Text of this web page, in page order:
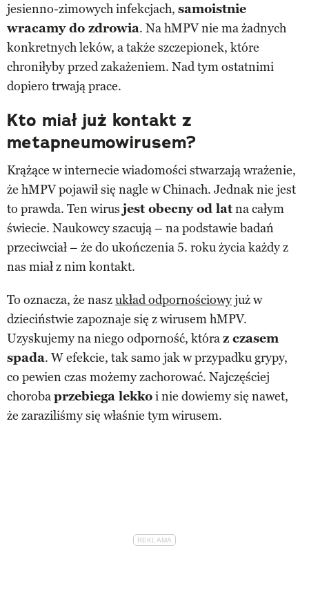
jesienno-zimowych infekcjach, samoistnie
wracamy do zdrowia. Na hMPV nie ma żadnych
konkretnych leków, a także szczepionek, które
chroniłyby przed zakażeniem. Nad tym ostatnimi
dopiero trwają prace.
Kto miał już kontakt z
metapneumowirusem?
Krążące w internecie wiadomości stwarzają wrażenie,
że hMPV pojawił się nagle w Chinach. Jednak nie jest
to prawda. Ten wirus jest obecny od latna całym
świecie. Naukowcy szacują – na podstawie badań
przeciwciał – że do ukończenia 5. roku życia każdy z
nas miał z nim kontakt.
To oznacza, że naszukład odpornościowyjuż w
dzieciństwie zapoznaje się z wirusem hMPV.
Uzyskujemy na niego odporność, któraz czasem
spada. W efekcie, tak samo jak w przypadku grypy,
co pewien czas możemy zachorować. Najczęściej
chorobaprzebiega lekkoi nie dowiemy się nawet,
że zaraziliśmy się właśnie tym wirusem.